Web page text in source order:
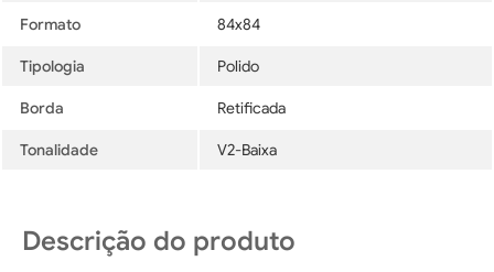
Formato 84x84
Tipologia Polido
Borda Retificada
Tonalidade V2-Baixa
Descrição do produto